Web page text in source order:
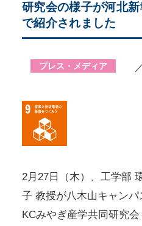
研究会の様子が河北新
で紹介されました
プレス・メディア
2月27日（木）、工学部
子 教授が八木山キャンパ
KCみやぎ産学共同研究